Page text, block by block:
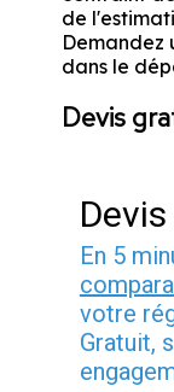
de
Demandez
dans le
Devis
En 5
votre
Gratuit,